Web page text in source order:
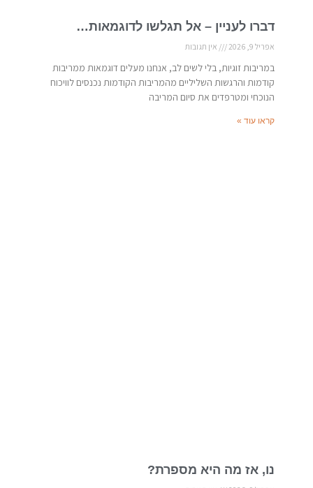
דברו לעניין – אל תגלשו לדוגמאות…
אפריל 9, 2026 אין תגובות
במריבות זוגיות, בלי לשים לב, אנחנו מעלים דוגמאות ממריבות
קודמות והרגשות השליליים מהמריבות הקודמות נכנסים לוויכוח
הנוכחי ומטרפדים את סיום המריבה
קראו עוד »
נו, אז מה היא מספרת?